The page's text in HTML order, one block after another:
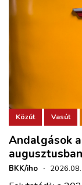
Közút Vasút
Andalgások
BKK/iho ·